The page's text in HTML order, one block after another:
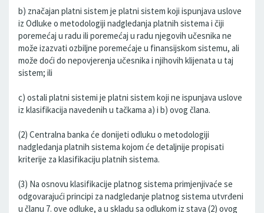
b) značajan platni sistem je platni sistem koji ispunjava uslove
iz Odluke o metodologiji nadgledanja platnih sistema i čiji
poremećaj u radu ili poremećaj u radu njegovih učesnika ne
može izazvati ozbiljne poremećaje u finansijskom sistemu, ali
može doći do nepovjerenja učesnika i njihovih klijenata u taj
sistem; ili
c) ostali platni sistemi je platni sistem koji ne ispunjava uslove
iz klasifikacija navedenih u tačkama a) i b) ovog člana.
(2) Centralna banka će donijeti odluku o metodologiji
nadgledanja platnih sistema kojom će detaljnije propisati
kriterije za klasifikaciju platnih sistema.
(3) Na osnovu klasifikacije platnog sistema primjenjivaće se
odgovarajući principi za nadgledanje platnog sistema utvrđeni
u članu 7. ove odluke, a u skladu sa odlukom iz stava (2) ovog